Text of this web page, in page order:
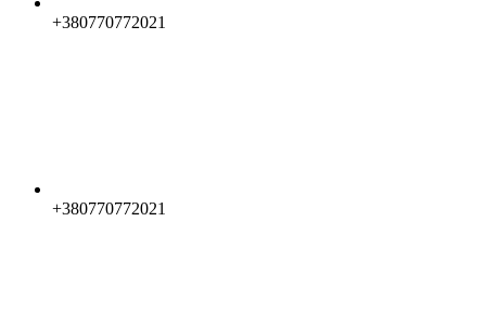
+380770772021
+380770772021